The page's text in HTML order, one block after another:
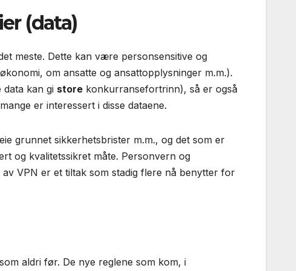
(data)
meste. Dette kan være personsensitive og
om ansatte og ansattopplysninger m.m.).
kan gi store konkurransefortrinn), så er også
er interessert i disse dataene.
grunnet sikkerhetsbrister m.m., og det som er
og kvalitetssikret måte. Personvern og
VPN er et tiltak som stadig flere nå benytter for
aldri før. De nye reglene som kom, i